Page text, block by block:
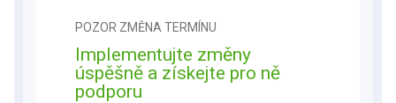
POZOR ZMĚNA TERMÍNU
Implementujte změny
úspěšně a získejte pro ně
podporu